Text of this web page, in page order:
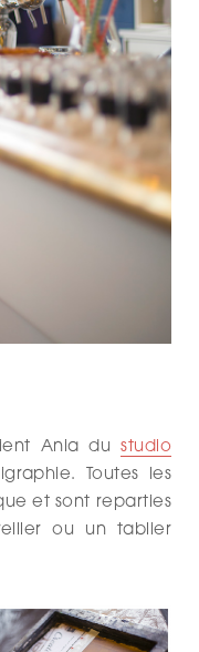
Ania dustudio
Toutes les
et sont reparties
ou un tablier